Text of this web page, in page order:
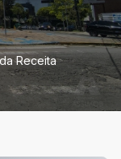
Receita